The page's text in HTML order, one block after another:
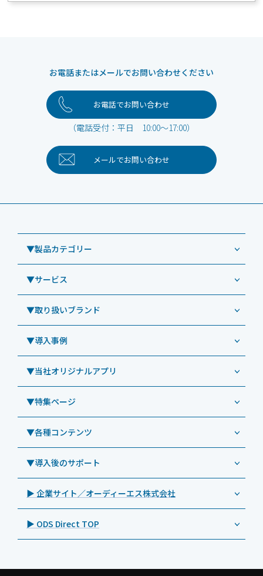
お電話またはメールでお問い合わせください
お電話でお問い合わせ
（電話受付：平日 10:00～17:00）
メールでお問い合わせ
▼製品カテゴリー
業務用タブレット
Windowsタブレット TW2A-NF9LTA
Windowsタブレット TW2A-N9LTA
Windowsタブレット TW2A-N9LT
Windowsタブレット TW2A-E9LT
Androidタブレット TA2C-NF8
Androidタブレット TA2C-NF8BL
Androidタブレット TA2C-CS8
Androidタブレット TA2C-CS8BL
Androidタブレット TA2C-DR94G
Androidタブレット TA2C-M8AC
Androidタブレット TA2C-M8
▼サービス
コールセンター
CRMシステム「カイゼンコール」
リペアサービス
教育機関向けiPad修理パック
社内ヘルプデスク代行サービス
教育機関向けiPad管理運用パック
教育機関向けICT支援ソリューション
教育機関向けネットワーク機器導入保守
キッティング
自治体向けDXソリューションサービス
法人向けiPad修理＆デバイス買取サービス
▼取り扱いブランド
ODS（オーディーエス）
LG（エルジー）
ViewSonic（ビューソニック）
PHILIPS（フィリップス）
DynaScan（ダイナスキャン）
SAMSUNG（サムスン）
Goodview（グッドビュー）
Cloudpoint（クラウドポイント）
BenQ（ベンキュー）
Magconn（マグコン）
BIAMP ／ Apart Audio（バイアンプ）
▼導入事例
導入事例（業務用タブレット、デジタルサイネージほか）
事例：業務用タブレット端末
事例：業務用サイネージ・プロジェクター
事例：業務用オーディオ・その他AV機器
事例：サービス
▼当社オリジナルアプリ
業務効率化アプリ「NFCオプティマイザー」
サポート支援アプリ「ログ送信アプリ」
MDMアプリ「Tablet Control」
▼特集ページ
業務用タブレット
>特長1：USB Type-Aポート
>特長2：microHDMIポート
>特長3：AC常時給電タイプ
>飲食向けタブレット
>ホテル向けタブレット
▼各種コンテンツ
特集記事
製品カタログ
プレスリリース
製品写真
▼導入後のサポート
オーディーエスPCカスタマーセンター
▶ 企業サイト／オーディーエス株式会社
▶ ODS Direct TOP